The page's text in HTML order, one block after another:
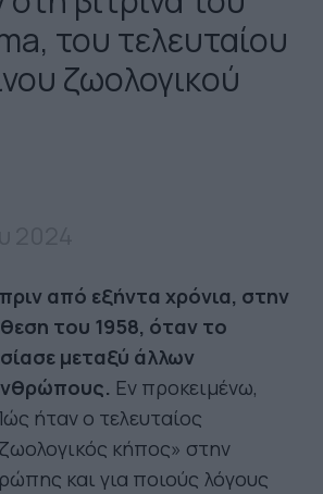
του τελευταίου
ζωολογικού
από εξήντα χρόνια, στην
του 1958, όταν το
μεταξύ άλλων
Εν προκειμένω,
ήταν ο τελευταίος
κήπος» στην
και για ποιούς λόγους